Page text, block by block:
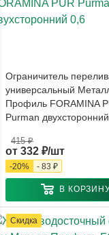
Ограничитель
универсальный
Профиль FORAMINA
Purman
от 332 ₽/шт
415 ₽
-20% - 83 ₽
В
Скидка